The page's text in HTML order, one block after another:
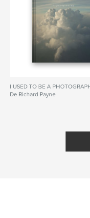
I USED TO BE A
De Richard Payne